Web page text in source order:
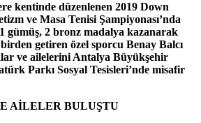
kentinde düzenlenen 2019 Down
ve Masa Tenisi Şampiyonası’nda
gümüş, 2 bronz madalya kazanarak
getiren özel sporcu Benay Balcı
ve ailelerini Antalya Büyükşehir
Parkı Sosyal Tesisleri’nde misafir
AİLELER BULUŞTU